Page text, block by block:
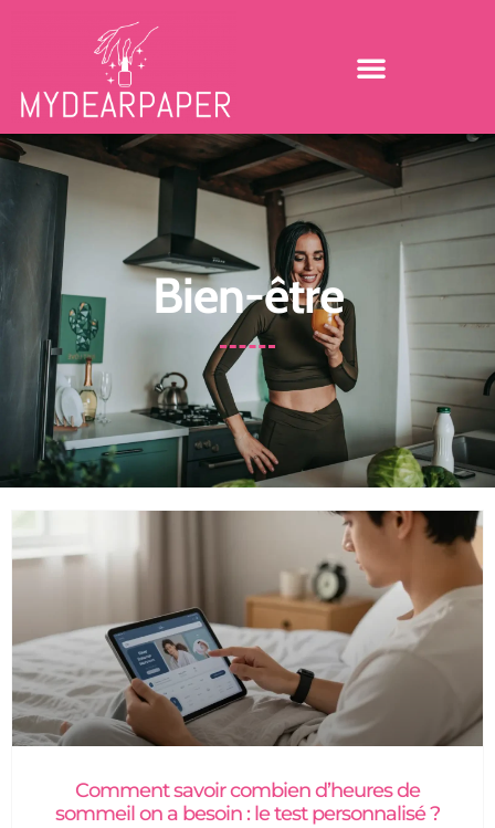
Bien-être
Comment savoir combien d’heures de
sommeil on a besoin : le test personnalisé ?